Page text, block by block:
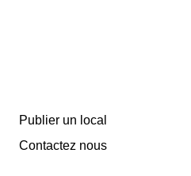
Publier un local
Contactez nous